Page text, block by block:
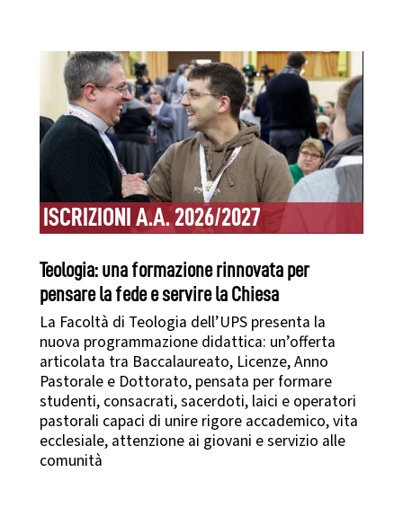
ISCRIZIONI A.A. 2026/2027
Teologia: una formazione rinnovata per
pensare la fede e servire la Chiesa
La Facoltà di Teologia dell’UPS presenta la
nuova programmazione didattica: un’offerta
articolata tra Baccalaureato, Licenze, Anno
Pastorale e Dottorato, pensata per formare
studenti, consacrati, sacerdoti, laici e operatori
pastorali capaci di unire rigore accademico, vita
ecclesiale, attenzione ai giovani e servizio alle
comunità